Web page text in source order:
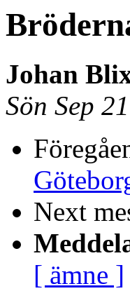
Johan
Sön Sep
Next
[ ämne ]